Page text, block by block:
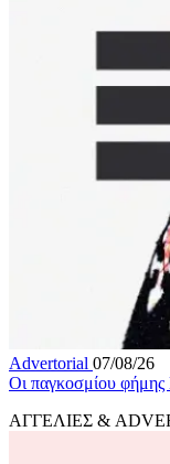
Advertorial 07/08/26
Οι παγκοσμίου
ΑΓΓΕΛΙΕΣ &